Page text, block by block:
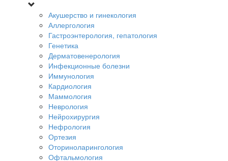
Акушерство и гинекология
Аллергология
Гастроэнтерология, гепатология
Генетика
Дерматовенерология
Инфекционные болезни
Иммунология
Кардиология
Маммология
Неврология
Нейрохирургия
Нефрология
Ортезия
Оториноларингология
Офтальмология